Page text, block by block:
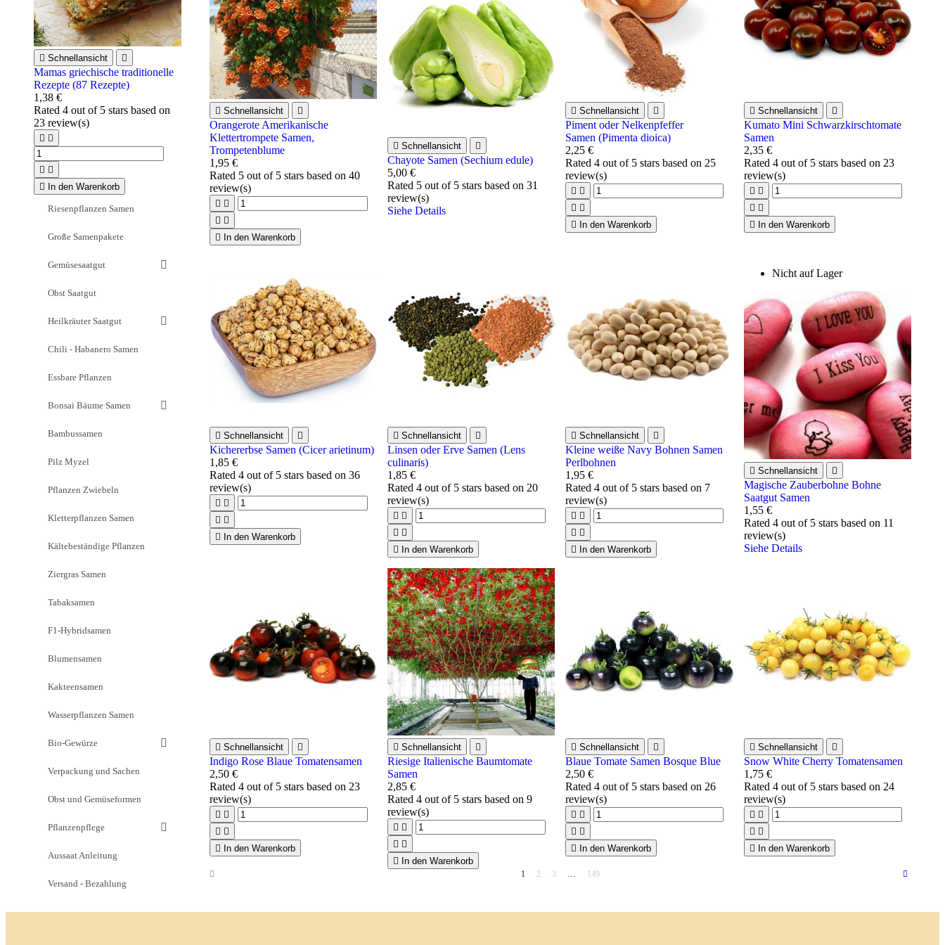
 Schnellansicht 
Mamas griechische traditionelle
Rezepte (87 Rezepte)
1,38 €
Rated 4 out of 5 stars based on
23 review(s)
 
 
 In den Warenkorb
Riesenpflanzen Samen
Große Samenpakete
Gemüsesaatgut
Obst Saatgut
Heilkräuter Saatgut
Chili - Habanero Samen
Essbare Pflanzen
Bonsai Bäume Samen
Bambussamen
Pilz Myzel
Pflanzen Zwiebeln
Kletterpflanzen Samen
Kältebeständige Pflanzen
Ziergras Samen
Tabaksamen
F1-Hybridsamen
Blumensamen
Kakteensamen
Wasserpflanzen Samen
Bio-Gewürze
Verpackung und Sachen
Obst und Gemüseformen
Pflanzenpflege
Aussaat Anleitung
Versand - Bezahlung
 Schnellansicht 
Orangerote Amerikanische
Klettertrompete Samen,
Trompetenblume
1,95 €
Rated 5out of 5 stars based on 40
review(s)
 
 

In den Warenkorb
 Schnellansicht 
Chayote Samen (Sechium edule)
5,00 €
Rated 5out of 5 stars based on 31
review(s)
Siehe Details
 Schnellansicht 
Piment oder Nelkenpfeffer
Samen (Pimenta dioica)
2,25 €
Rated4 out of 5 stars based on 25
review(s)
 
 

In den Warenkorb
 Schnellansicht 
Kumato Mini Schwarzkirschtomate
Samen
2,35 €
Rated 4out of 5 stars based on 23
review(s)
 
 

In den Warenkorb
 Schnellansicht 
Kichererbse Samen (Cicer arietinum)
1,85 €
Rated 4out of 5 stars based on 36
review(s)
 
 
 In den Warenkorb
 Schnellansicht 
Linsen oder Erve Samen (Lens
culinaris)
1,85 €
Rated 4out of 5 stars based on 20
review(s)
 
 
 In den Warenkorb
 Schnellansicht 
Kleine weiße Navy Bohnen Samen
Perlbohnen
1,95 €
Rated4 out of 5 stars based on 7
review(s)
 
 
 In den Warenkorb
Nicht auf Lager
 Schnellansicht 
Magische Zauberbohne Bohne
Saatgut Samen
1,55 €
Rated 4out of 5 stars based on 11
review(s)
Siehe Details
 Schnellansicht 
Indigo Rose Blaue Tomatensamen
2,50 €
Rated 4out of 5 stars based on 23
review(s)
 
 

In den Warenkorb
 Schnellansicht 
Riesige Italienische Baumtomate
Samen
2,85 €
Rated 4out of 5 stars based on 9
review(s)
 
 

In den Warenkorb
 Schnellansicht 
Blaue Tomate Samen Bosque Blue
2,50 €
Rated4 out of 5 stars based on 26
review(s)
 
 

In den Warenkorb
 Schnellansicht 
Snow White Cherry Tomatensamen
1,75 €
Rated 4out of 5 stars based on 24
review(s)
 
 

In den Warenkorb
1 2 3 … 149